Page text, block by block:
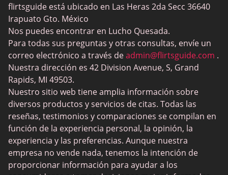
Citas sexuales ocasionales
Elite Dating
Citas BBW
Trans Dating
Sitios de citas Cougar
Sitios de citas para adultos
Sitios de citas lesbianas
Citas de jugador
Citas para adultos mayores
flirtsguide está ubicado en Las Heras 2da Secc 36640
Irapuato Gto. México
Nos puedes encontrar en Lucho Quesada.
Para todas sus preguntas y otras consultas, envíe un
correo electrónico a través deadmin@flirtsguide.com .
Nuestra dirección es 42 Division Avenue, S, Grand
Rapids, MI 49503.
Nuestro sitio web tiene amplia información sobre
diversos productos y servicios de citas. Todas las
reseñas, testimonios y comparaciones se compilan en
función de la experiencia personal, la opinión, la
experiencia y las preferencias. Aunque nuestra
empresa no vende nada, tenemos la intención de
proporcionar información para ayudar a los